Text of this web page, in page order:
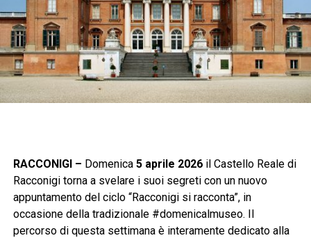
RACCONIGI – Domenica 5 aprile 2026il Castello Reale di
Racconigi torna a svelare i suoi segreti con un nuovo
appuntamento del ciclo “Racconigi si racconta”, in
occasione della tradizionale #domenicalmuseo. Il
percorso di questa settimana è interamente dedicato alla